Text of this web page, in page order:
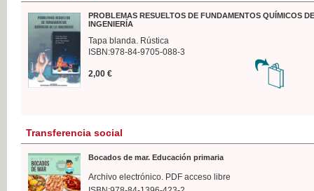
PROBLEMAS RESUELTOS DE FUNDAMENTOS QUÍMICOS
INGENIERÍA
Tapa blanda. Rústica
ISBN:978-84-9705-088-3
2,00 €
Transferencia social
Bocados de mar. Educación primaria
Archivo electrónico. PDF acceso libre